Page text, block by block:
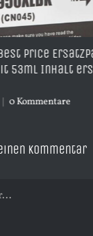
Price
Inhalt ersetzt
Kommentar